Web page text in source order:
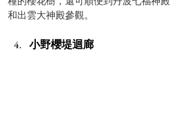
和出雲大神殿參觀。
小野櫻堤迴廊